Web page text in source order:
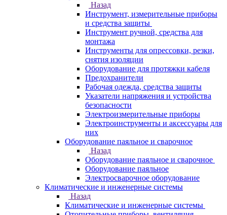
Назад
Инструмент, измерительные приборы
и средства защиты
Инструмент ручной, средства для
монтажа
Инструменты для опрессовки, резки,
снятия изоляции
Оборудование для протяжки кабеля
Предохранители
Рабочая одежда, средства защиты
Указатели напряжения и устройства
безопасности
Электроизмерительные приборы
Электроинструменты и аксессуары для
них
Оборудование паяльное и сварочное
Назад
Оборудование паяльное и сварочное
Оборудование паяльное
Электросварочное оборудование
Климатические и инженерные системы
Назад
Климатические и инженерные системы